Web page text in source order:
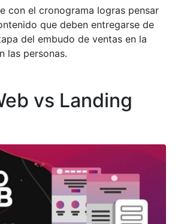
con el cronograma logras pensar
que deben entregarse de
del embudo de ventas en la
las personas.
vs Landing